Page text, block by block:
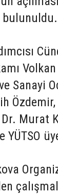
bulunuldu.
Sanayi
Murat